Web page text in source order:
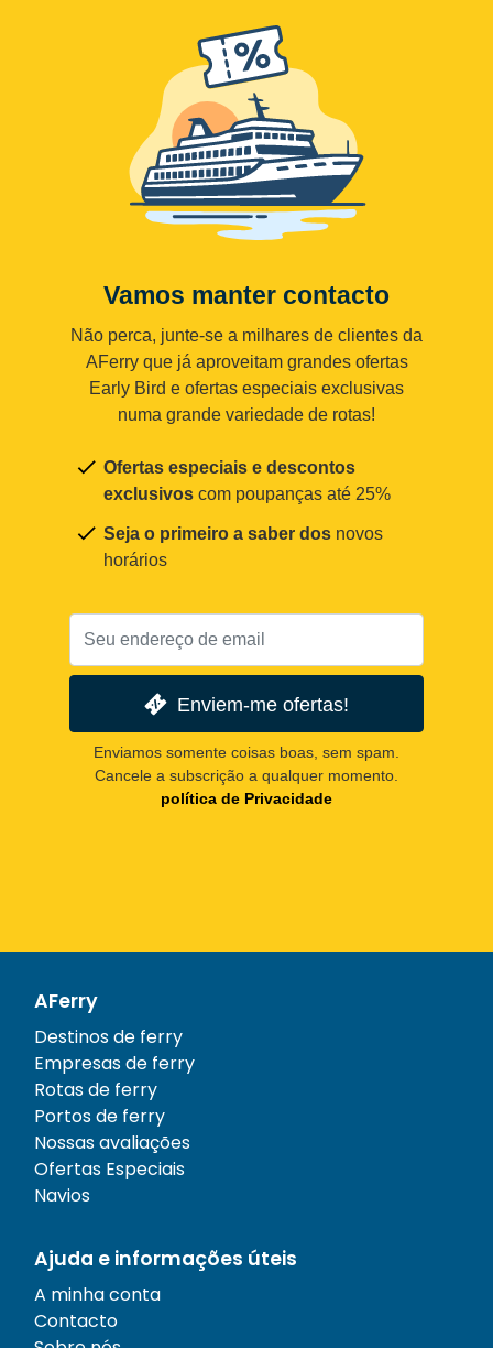
Vamos manter contacto
Não perca, junte-se a milhares de clientes da
AFerry que já aproveitam grandes ofertas
Early Bird e ofertas especiais exclusivas
numa grande variedade de rotas!
Ofertas especiais e descontos
exclusivos com poupanças até 25%
Seja o primeiro a saber dos novos
horários
Enviem-me ofertas!
Enviamos somente coisas boas, sem spam.
Cancele a subscrição a qualquer momento.
política de Privacidade
AFerry
Destinos de ferry
Empresas de ferry
Rotas de ferry
Portos de ferry
Nossas avaliações
Ofertas Especiais
Navios
Ajuda e informações úteis
A minha conta
Contacto